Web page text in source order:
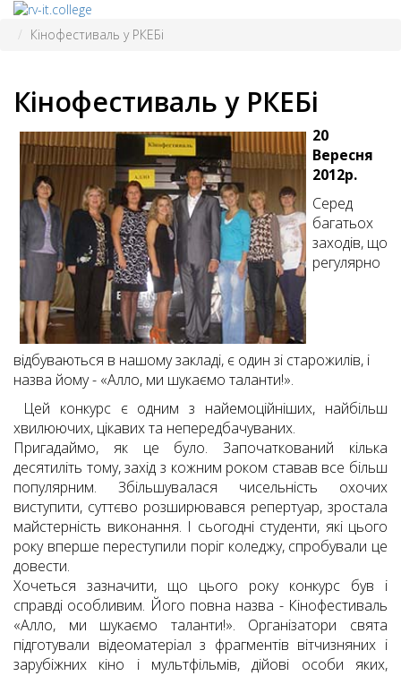
Кінофестиваль у РКЕБі
Кінофестиваль у РКЕБі
20
Вересня
2012р.
Серед
багатьох
заходів, що
регулярно
відбуваються в нашому закладі, є один зі старожилів, і
назва йому - «Алло, ми шукаємо таланти!».
Цей конкурс є одним з найемоційніших, найбільш
хвилюючих, цікавих та непередбачуваних.
Пригадаймо, як це було. Започаткований кілька
десятиліть тому, захід з кожним роком ставав все більш
популярним. Збільшувалася чисельність охочих
виступити, суттєво розширювався репертуар, зростала
майстерність виконання. І сьогодні студенти, які цього
року вперше переступили поріг коледжу, спробували це
довести.
Хочеться зазначити, що цього року конкурс був і
справді особливим. Його повна назва ­- Кінофестиваль
«Алло, ми шукаємо таланти!». Організатори свята
підготували відеоматеріал з фрагментів вітчизняних і
зарубіжних кіно і мультфільмів, дійові особи яких,